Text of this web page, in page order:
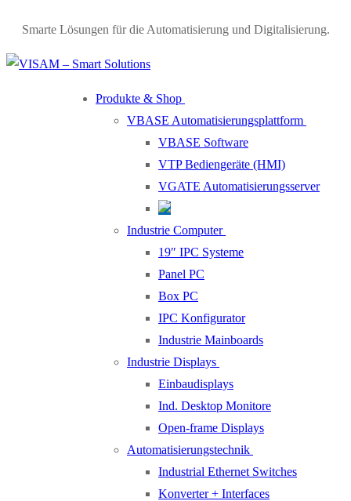
Smarte Lösungen für die Automatisierung und Digitalisierung.
Produkte & Shop
VBASE Automatisierungsplattform
VBASE Software
VTP Bediengeräte (HMI)
VGATE Automatisierungsserver
Industrie Computer
19″ IPC Systeme
Panel PC
Box PC
IPC Konfigurator
Industrie Mainboards
Industrie Displays
Einbaudisplays
Ind. Desktop Monitore
Open-frame Displays
Automatisierungstechnik
Industrial Ethernet Switches
Konverter + Interfaces